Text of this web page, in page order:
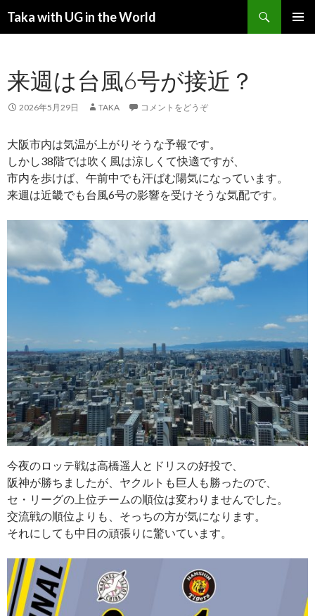
Taka with UG in the World
来週は台風6号が接近？
2026年5月29日 TAKA コメントをどうぞ
大阪市内は気温が上がりそうな予報です。
しかし38階では吹く風は涼しくて快適ですが、
市内を歩けば、午前中でも汗ばむ陽気になっています。
来週は近畿でも台風6号の影響を受けそうな気配です。
今夜のロッテ戦は高橋遥人とドリスの好投で、
阪神が勝ちましたが、ヤクルトも巨人も勝ったので、
セ・リーグの上位チームの順位は変わりませんでした。
交流戦の順位よりも、そっちの方が気になります。
それにしても中日の頑張りに驚いています。